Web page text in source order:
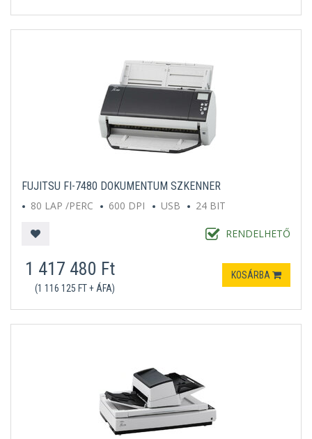
FUJITSU FI-7480 DOKUMENTUM SZKENNER
80 LAP /PERC
600 DPI USB 24 BIT
RENDELHETŐ
1 417 480 Ft
(1 116 125 FT + ÁFA)
KOSÁRBA